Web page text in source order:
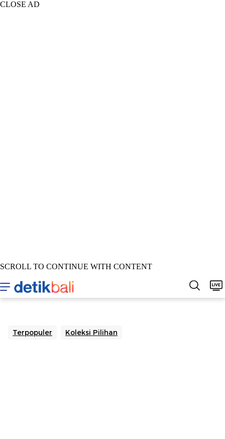
CLOSE AD
SCROLL TO CONTINUE WITH CONTENT
Home Berita Hukum & Kriminal
Terpopuler Koleksi Pilihan